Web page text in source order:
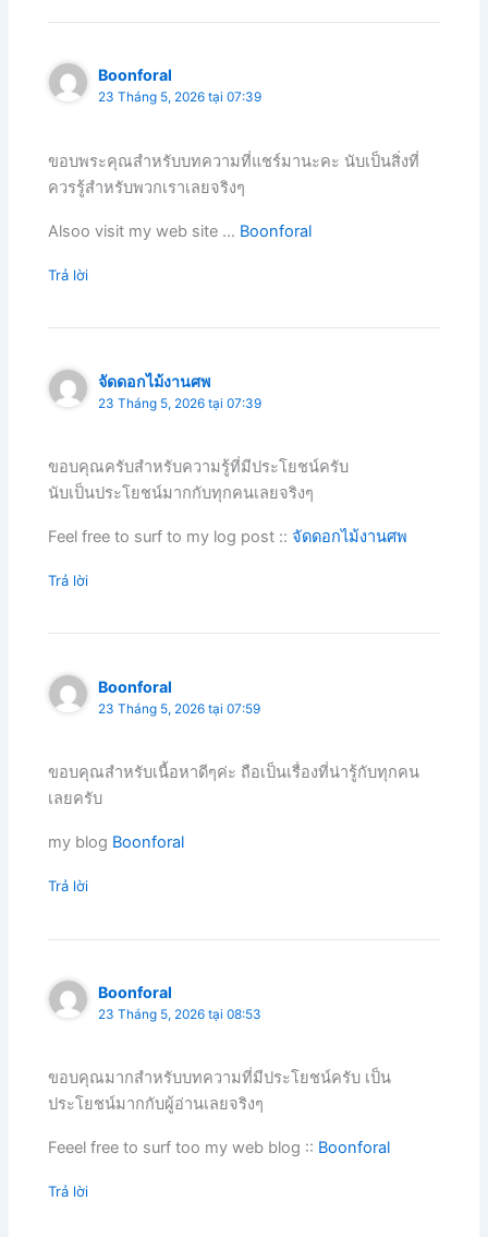
Boonforal
23 Tháng 5, 2026 tại 07:39
ขอบพระคุณสำหรับบทความที่แชร์มานะคะ นับเป็นสิ่งที่
ควรรู้สำหรับพวกเราเลยจริงๆ
Alsoo visit my web site … Boonforal
Trả lời
จัดดอกไม้งานศพ
23 Tháng 5, 2026 tại 07:39
ขอบคุณครับสำหรับความรู้ที่มีประโยชน์ครับ
นับเป็นประโยชน์มากกับทุกคนเลยจริงๆ
Feel free to surf to my log post :: จัดดอกไม้งานศพ
Trả lời
Boonforal
23 Tháng 5, 2026 tại 07:59
ขอบคุณสำหรับเนื้อหาดีๆค่ะ ถือเป็นเรื่องที่น่ารู้กับทุกคน
เลยครับ
my blog Boonforal
Trả lời
Boonforal
23 Tháng 5, 2026 tại 08:53
ขอบคุณมากสำหรับบทความที่มีประโยชน์ครับ เป็น
ประโยชน์มากกับผู้อ่านเลยจริงๆ
Feeel free to surf too my web blog :: Boonforal
Trả lời